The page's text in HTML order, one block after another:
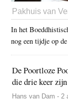
Pakhuis van
In het
nog een tijdje op
De Poortloze
die drie keer
Hans van Dam - 2